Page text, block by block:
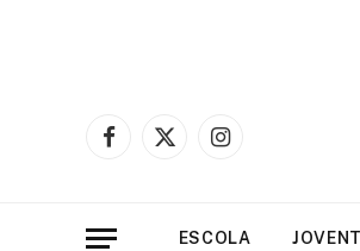
Facebook
X
Instagram
ESCOLA